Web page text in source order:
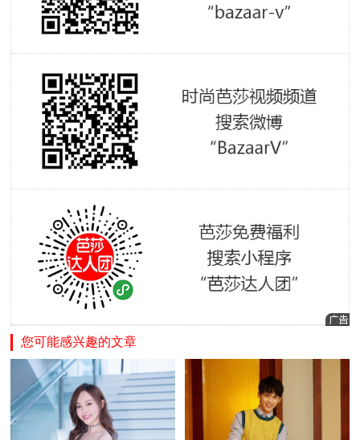
您可能感兴趣的文章